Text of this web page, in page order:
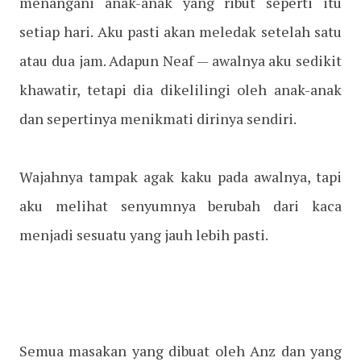
setiap hari. Aku pasti akan meledak setelah satu
atau dua jam. Adapun Neaf — awalnya aku sedikit
khawatir, tetapi dia dikelilingi oleh anak-anak
dan sepertinya menikmati dirinya sendiri.
Wajahnya tampak agak kaku pada awalnya, tapi
aku melihat senyumnya berubah dari kaca
menjadi sesuatu yang jauh lebih pasti.
Semua masakan yang dibuat oleh Anz dan yang